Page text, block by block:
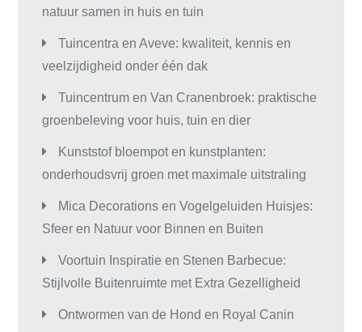
natuur samen in huis en tuin
Tuincentra en Aveve: kwaliteit, kennis en
veelzijdigheid onder één dak
Tuincentrum en Van Cranenbroek: praktische
groenbeleving voor huis, tuin en dier
Kunststof bloempot en kunstplanten:
onderhoudsvrij groen met maximale uitstraling
Mica Decorations en Vogelgeluiden Huisjes:
Sfeer en Natuur voor Binnen en Buiten
Voortuin Inspiratie en Stenen Barbecue:
Stijlvolle Buitenruimte met Extra Gezelligheid
Ontwormen van de Hond en Royal Canin